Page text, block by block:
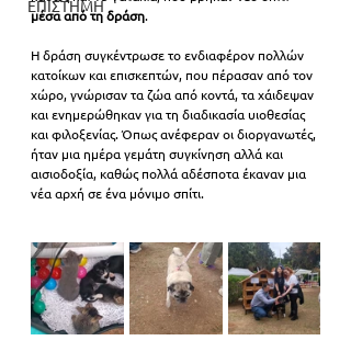
ΕΠΙΣΤΗΜΗ
μέσα από τη δράση.
Η δράση συγκέντρωσε το ενδιαφέρον πολλών
κατοίκων και επισκεπτών, που πέρασαν από τον
χώρο, γνώρισαν τα ζώα από κοντά, τα χάιδεψαν
και ενημερώθηκαν για τη διαδικασία υιοθεσίας
και φιλοξενίας. Όπως ανέφεραν οι διοργανωτές,
ήταν μια ημέρα γεμάτη συγκίνηση αλλά και
αισιοδοξία, καθώς πολλά αδέσποτα έκαναν μια
νέα αρχή σε ένα μόνιμο σπίτι.